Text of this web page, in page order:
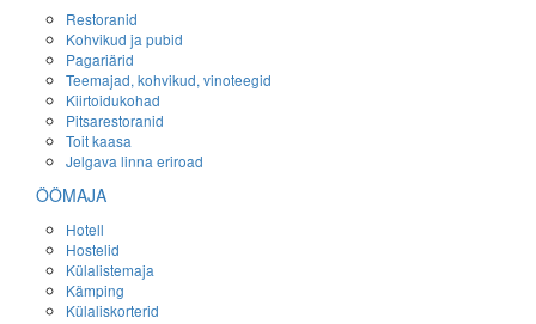
Restoranid
Kohvikud ja pubid
Pagariärid
Teemajad, kohvikud, vinoteegid
Kiirtoidukohad
Pitsarestoranid
Toit kaasa
Jelgava linna eriroad
ÖÖMAJA
Hotell
Hostelid
Külalistemaja
Kämping
Külaliskorterid